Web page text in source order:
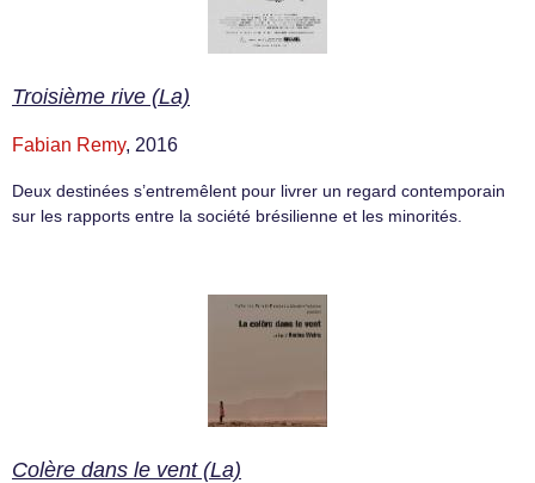
Troisième rive (La)
Fabian Remy, 2016
Deux destinées s’entremêlent pour livrer un regard contemporain
sur les rapports entre la société brésilienne et les minorités.
Colère dans le vent (La)